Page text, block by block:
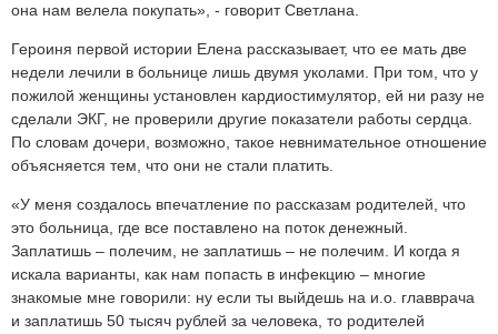
она нам велела покупать», - говорит Светлана.
Героиня первой истории Елена рассказывает, что ее мать две
недели лечили в больнице лишь двумя уколами. При том, что у
пожилой женщины установлен кардиостимулятор, ей ни разу не
сделали ЭКГ, не проверили другие показатели работы сердца.
По словам дочери, возможно, такое невнимательное отношение
объясняется тем, что они не стали платить.
«У меня создалось впечатление по рассказам родителей, что
это больница, где все поставлено на поток денежный.
Заплатишь – полечим, не заплатишь – не полечим. И когда я
искала варианты, как нам попасть в инфекцию – многие
знакомые мне говорили: ну если ты выйдешь на и.о. главврача
и заплатишь 50 тысяч рублей за человека, то родителей